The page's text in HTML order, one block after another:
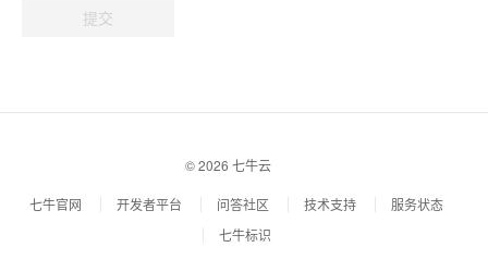
提交
© 2026 七牛云
七牛官网 开发者平台 问答社区 技术支持
服务状态
七牛标识